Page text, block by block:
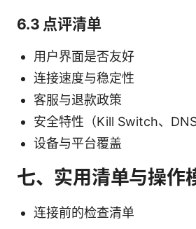
6.3 点评清单
用户界面是否友好
连接速度与稳定性
客服与退款政策
安全特性（Kill Switch、DNS
设备与平台覆盖
七、实用清单与操作
连接前的检查清单